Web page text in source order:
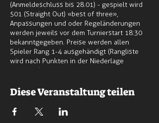
(Anmeldeschluss bis 28.01) - gespielt wird
501 (Straight Out) «best of three»,
Anpassungen und oder Regeländerungen
werden jeweils vor dem Turnierstart 18:30
bekanntgegeben. Preise werden allen
Spieler Rang 1-4 ausgehändigt (Rangliste
wird nach Punkten in der Niederlage
gewertet), Die Spielerpaarungen werden
Start Turnier jeweils 18:30.
Alle Teilnehmer nehmen an der
Jahreswertung teil und erhalten Punkte
Diese Veranstaltung teilen